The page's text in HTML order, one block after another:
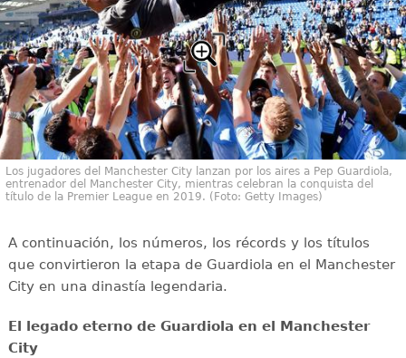
Los jugadores del Manchester City lanzan por los aires a Pep Guardiola,
entrenador del Manchester City, mientras celebran la conquista del
título de la Premier League en 2019. (Foto: Getty Images)
A continuación, los números, los récords y los títulos
que convirtieron la etapa de Guardiola en el Manchester
City en una dinastía legendaria.
El legado eterno de Guardiola en el Manchester
City